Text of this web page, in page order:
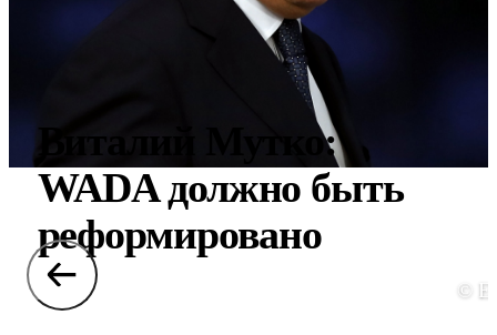
Виталий Мутко:
WADA должно быть
реформировано
©